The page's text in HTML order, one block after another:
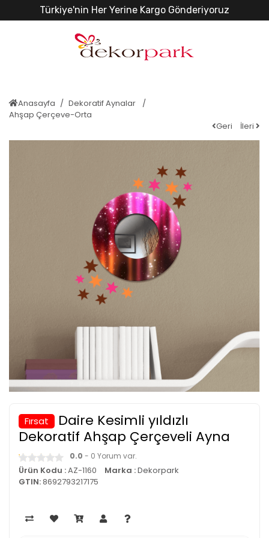
Türkiye'nin Her Yerine Kargo Gönderiyoruz
Anasayfa
Dekoratif Aynalar
Ahşap Çerçeve-Orta
Geri
İleri
Fırsat
Daire Kesimli yıldızlı
Dekoratif Ahşap Çerçeveli Ayna
0.0 - 0 Yorum var.
Ürün Kodu :AZ-1160 Marka :Dekorpark
GTIN:8692793217175